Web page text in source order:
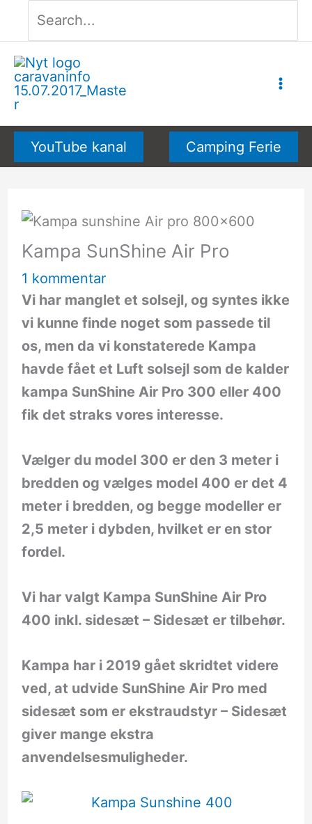
indholdet
efter:
YouTube kanal Camping Ferie
Kampa SunShine Air Pro
1 kommentar
Vi har manglet et solsejl, og syntes ikke
vi kunne finde noget som passede til
os, men da vi konstaterede Kampa
havde fået et Luft solsejl som de kalder
kampa SunShine Air Pro 300 eller 400
fik det straks vores interesse.
Vælger du model 300 er den 3 meter i
bredden og vælges model 400 er det 4
meter i bredden, og begge modeller er
2,5 meter i dybden, hvilket er en stor
fordel.
Vi har valgt Kampa SunShine Air Pro
400 inkl. sidesæt – Sidesæt er tilbehør.
Kampa har i 2019 gået skridtet videre
ved, at udvide SunShine Air Pro med
sidesæt som er ekstraudstyr – Sidesæt
giver mange ekstra
anvendelsesmuligheder.